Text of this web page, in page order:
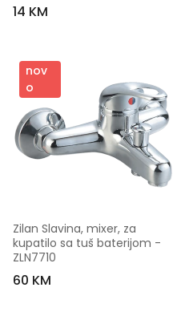
14 KM
nov
o
Zilan Slavina, mixer, za
kupatilo sa tuš baterijom -
ZLN7710
60 KM